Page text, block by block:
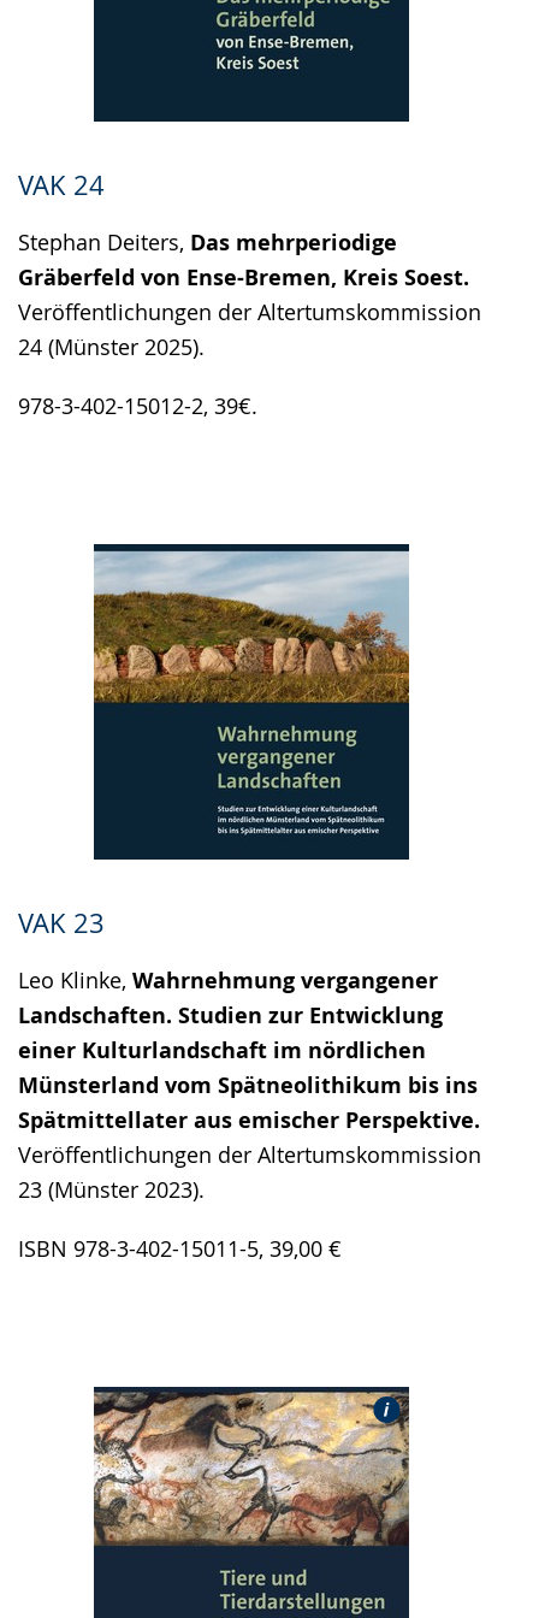
VAK 24
Stephan Deiters, Das mehrperiodige
Gräberfeld von Ense-Bremen, Kreis Soest.
Veröffentlichungen der Altertumskommission
24 (Münster 2025).
978-3-402-15012-2, 39€.
VAK 23
Leo Klinke, Wahrnehmung vergangener
Landschaften. Studien zur Entwicklung
einer Kulturlandschaft im nördlichen
Münsterland vom Spätneolithikum bis ins
Spätmittellater aus emischer Perspektive.
Veröffentlichungen der Altertumskommission
23 (Münster 2023).
ISBN 978-3-402-15011-5, 39,00 €